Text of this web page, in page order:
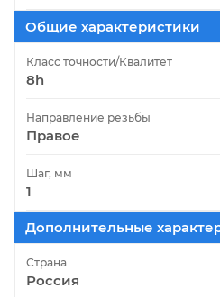
Общие характеристики
Класс точности/Квалитет
8h
Направление резьбы
Правое
Шаг, мм
1
Дополнительные
Страна
Россия